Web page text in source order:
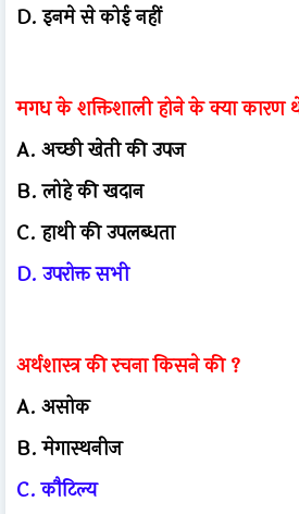
D. इनमे से कोई नहीं
मगध के शक्तिशाली होने के क्या कारण
A. अच्छी खेती की उपज
B. लोहे की खदान
C. हाथी की उपलब्धता
D. उपरोक्त सभी
अर्थशास्त्र की रचना किसने की ?
A. असोक
B. मेगास्थनीज
C. कौटिल्य